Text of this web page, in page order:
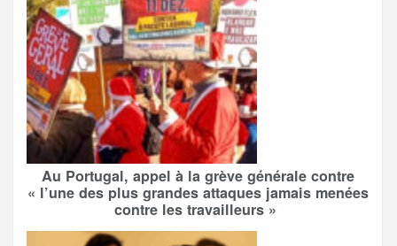
Au Portugal, appel à la grève générale contre
« l’une des plus grandes attaques jamais menées
contre les travailleurs »